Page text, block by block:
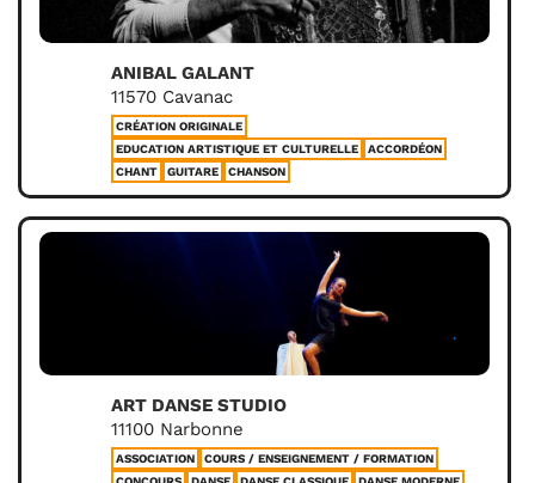
ANIBAL GALANT
11570 Cavanac
CRÉATION ORIGINALE
EDUCATION ARTISTIQUE ET CULTURELLE
ACCORDÉON
CHANT
GUITARE CHANSON
ART DANSE STUDIO
11100 Narbonne
ASSOCIATION
COURS / ENSEIGNEMENT / FORMATION